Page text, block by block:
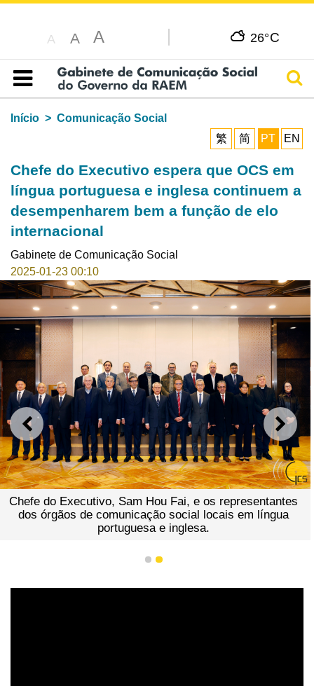
A A A 26°C
Índice
Início
Comunicação Social
繁
简 PT EN
Chefe do Executivo espera que OCS em
língua portuguesa e inglesa continuem a
desempenharem bem a função de elo
internacional
Gabinete de Comunicação Social
2025-01-23 00:10
ANTERIOR
do Executivo, Sam Hou Fai, e os representantes
órgãos de comunicação social locais em língua
portuguesa e inglesa.
1 2